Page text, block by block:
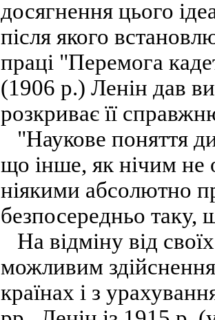
досягнення цього
після якого
праці "Перемога
(1906 р.) Ленін дав
розкриває її
"Наукове поняття
що інше, як нічим не
ніякими абсолютно
безпосередньо таку,
На відміну від
можливим
країнах і з